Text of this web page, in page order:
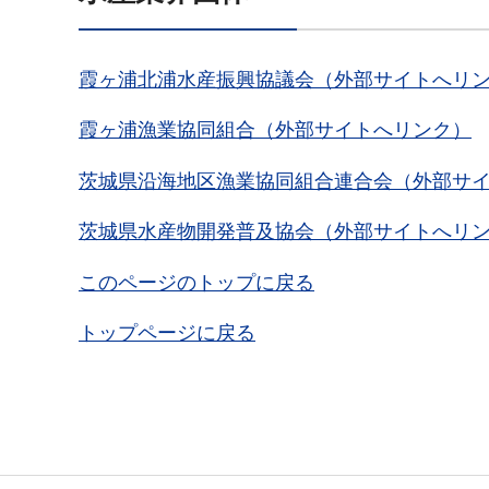
霞ヶ浦北浦水産振興協議会（外部サイトへリン
霞ヶ浦漁業協同組合（外部サイトへリンク）
茨城県沿海地区漁業協同組合連合会（外部サイ
茨城県水産物開発普及協会（外部サイトへリン
このページのトップに戻る
トップページに戻る